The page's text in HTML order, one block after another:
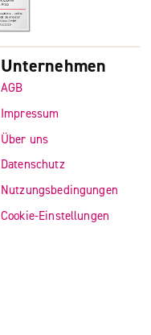
Unternehmen
AGB
Impressum
Über uns
Datenschutz
Nutzungsbedingungen
Cookie-Einstellungen